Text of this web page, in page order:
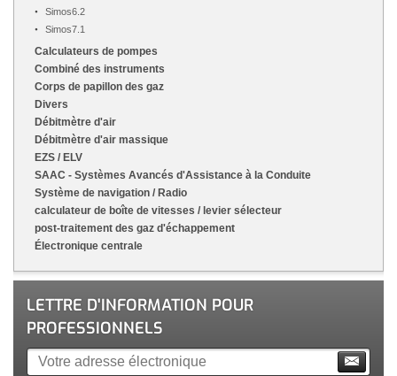
Simos6.2
Simos7.1
Calculateurs de pompes
Combiné des instruments
Corps de papillon des gaz
Divers
Débitmètre d'air
Débitmètre d'air massique
EZS / ELV
SAAC - Systèmes Avancés d'Assistance à la Conduite
Système de navigation / Radio
calculateur de boîte de vitesses / levier sélecteur
post-traitement des gaz d'échappement
Électronique centrale
LETTRE D'INFORMATION POUR
PROFESSIONNELS